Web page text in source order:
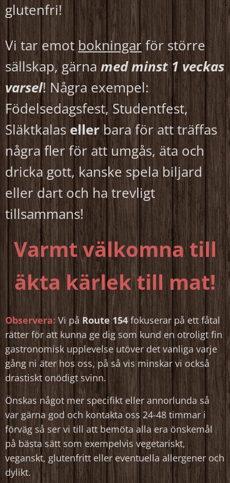
glutenfri!
Vi tar emotbokningarför större
sällskap, gärnamed minst 1 veckas
varsel! Några exempel:
Födelsedagsfest, Studentfest,
Släktkalasellerbara för att träffas
några fler för att umgås, äta och
dricka gott, kanske spela biljard
eller dart och ha trevligt
tillsammans!
Varmt välkomna till
äktakärlek till mat!
Observera:Vi på Route 154fokuserar på ett fåtal
rätter för att kunna ge dig som kund en otroligt fin
gastronomisk upplevelse utöver det vanliga varje
gång ni äter hos oss, på så vis minskar vi också
drastiskt onödigt svinn.
Önskas något mer specifikt eller annorlunda så
var gärna god och kontakta oss 24-48 timmar i
förväg så ser vi till att bemöta alla era önskemål
på bästa sätt som exempelvis vegetariskt,
veganskt, glutenfritt eller eventuella allergener och
dylikt.